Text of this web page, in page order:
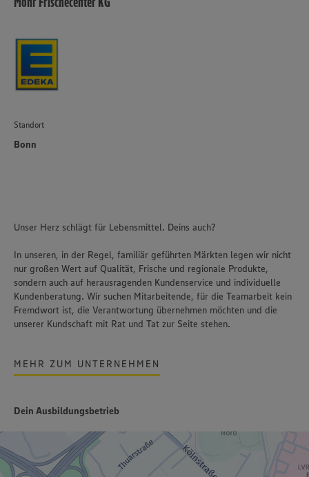
Standort
Bonn
Unser Herz schlägt für Lebensmittel. Deins auch?
In unseren, in der Regel, familiär geführten Märkten legen wir nicht
nur großen Wert auf Qualität, Frische und regionale Produkte,
sondern auch auf herausragenden Kundenservice und individuelle
Kundenberatung. Wir suchen Mitarbeitende, für die Teamarbeit kein
Fremdwort ist, die Verantwortung übernehmen möchten und die
unserer Kundschaft mit Rat und Tat zur Seite stehen.
MEHR ZUM UNTERNEHMEN
Dein Ausbildungsbetrieb